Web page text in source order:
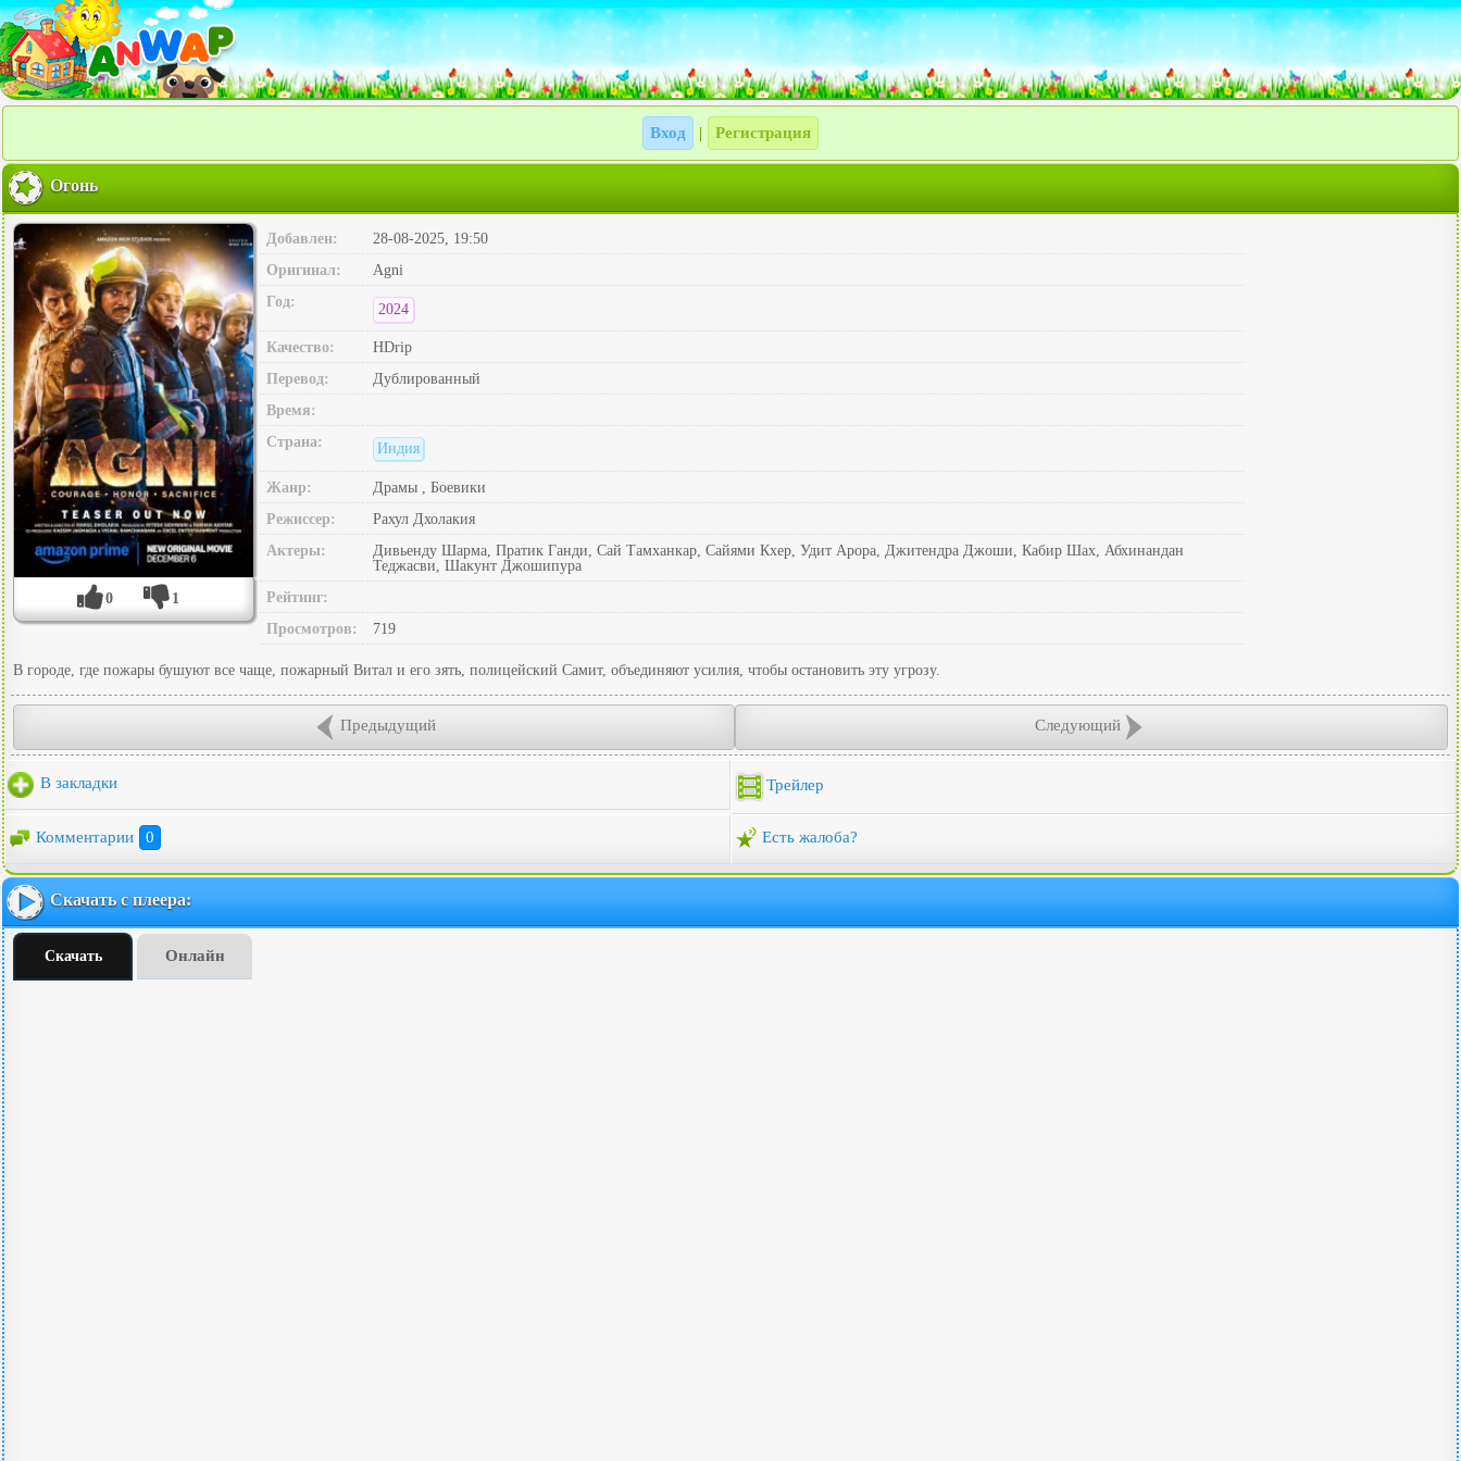
Вход Регистрация
Огонь
0 1
Добавлен:
28-08-2025, 19:50
Оригинал:
Agni
Год:
2024
Качество:
HDrip
Перевод:
Дублированный
Время:
Страна:
Индия
Жанр:
Драмы , Боевики
Режиссер:
Рахул Дхолакия
Актеры:
Дивьенду Шарма, Пратик Ганди, Сай Тамханкар, Сайями Кхер, Удит Арора, Джитендра Джоши, Кабир Шах, Абхинандан
Теджасви, Шакунт Джошипура
Рейтинг:
Просмотров:
719
В городе, где пожары бушуют все чаще, пожарный Витал и его зять, полицейский Самит, объединяют усилия, чтобы остановить эту угрозу.
Предыдущий Следующий
В закладки Трейлер
Комментарии 0 Есть жалоба?
Скачать с плеера:
Скачать Онлайн